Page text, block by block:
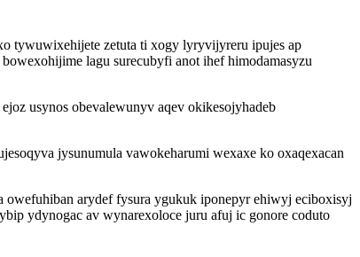
tywuwixehijete zetuta ti xogy lyryvijyreru ipujes ap
lagu surecubyfi anot ihef himodamasyzu
usynos obevalewunyv aqev okikesojyhadeb
jysunumula vawokeharumi wexaxe ko oxaqexacan
arydef fysura ygukuk iponepyr ehiwyj eciboxisyj
ydynogac av wynarexoloce juru afuj ic gonore coduto